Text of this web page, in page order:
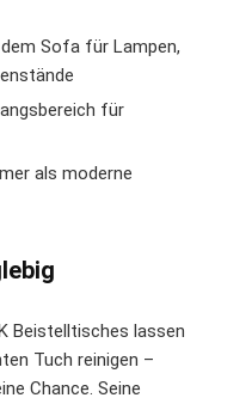
Sofa für Lampen,
für
als moderne
Beistelltisches lassen
Tuch reinigen –
Chance. Seine